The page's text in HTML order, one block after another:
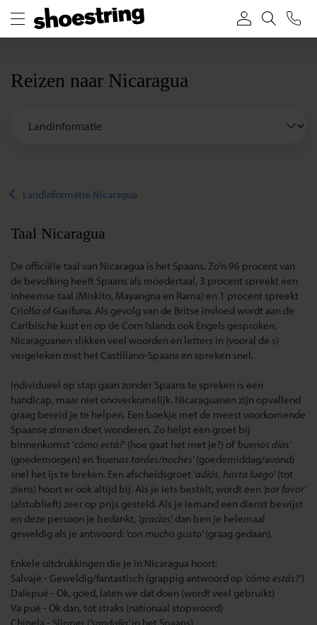
Reizen naar Nicaragua
Landinformatie Nicaragua
Taal Nicaragua
De officiële taal van Nicaragua is het Spaans. Zo’n 96 procent van
de bevolking heeft Spaans als moedertaal, 3 procent spreekt een
inheemse taal (Miskito, Mayangna en Rama) en 1 procent spreekt
Criollo of Garífuna. Als gevolg van de Britse invloed wordt aan de
Caribische kust en op de Corn Islands ook Engels gesproken.
Nicaraguanen slikken veel woorden en letters in (vooral de s)
vergeleken met het Castillano-Spaans en spreken snel.
Individueel op stap gaan zonder Spaans te spreken is een
handicap, maar niet onoverkomelijk. Nicaraguanen zijn opvallend
graag bereid je te helpen. Een boekje met de meest voorkomende
Spaanse zinnen doet wonderen. Zo helpt een groet bij
binnenkomst 'cómo está?' (hoe gaat het met je?) of'buenos días'
(goedemorgen) en 'buenas tardes/noches'(goedemiddag/avond)
snel het ijs te breken. Een afscheidsgroet 'adiós, hasta luego'(tot
ziens) hoort er ook altijd bij. Als je iets bestelt, wordt een 'por favor'
(alstublieft) zeer op prijs gesteld. Als je iemand een dienst bewijst
en deze persoon je bedankt, 'gracias', dan ben je helemaal
geweldig als je antwoord: 'con mucho gusto'(graag gedaan).
Enkele uitdrukkingen die je in Nicaragua hoort:
Salvaje - Geweldig/fantastisch (grappig antwoord op ‘cómo estás?’)
Dalepué - Ok, goed, laten we dat doen (wordt veel gebruikt)
Va pué - Ok dan, tot straks (nationaal stopwoord)
Chinela - Slipper ('sandalía'in het Spaans)